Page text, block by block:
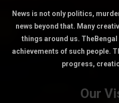
News is not only politics,
news beyond that. Many
things around us.
achievements of such people.
progress,
Our